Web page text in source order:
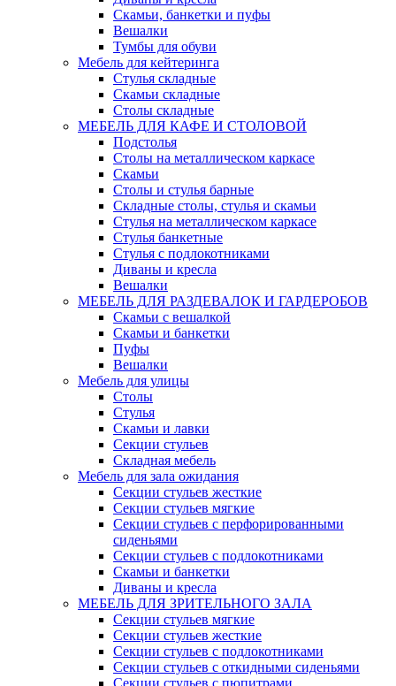
Скамьи, банкетки и пуфы
Вешалки
Тумбы для обуви
Мебель для кейтеринга
Стулья складные
Скамьи складные
Столы складные
МЕБЕЛЬ ДЛЯ КАФЕ И СТОЛОВОЙ
Подстолья
Столы на металлическом каркасе
Скамьи
Столы и стулья барные
Складные столы, стулья и скамьи
Стулья на металлическом каркасе
Стулья банкетные
Стулья с подлокотниками
Диваны и кресла
Вешалки
МЕБЕЛЬ ДЛЯ РАЗДЕВАЛОК И ГАРДЕРОБОВ
Скамьи с вешалкой
Скамьи и банкетки
Пуфы
Вешалки
Мебель для улицы
Столы
Стулья
Скамьи и лавки
Секции стульев
Складная мебель
Мебель для зала ожидания
Секции стульев жесткие
Секции стульев мягкие
Секции стульев с перфорированными
сиденьями
Секции стульев с подлокотниками
Скамьи и банкетки
Диваны и кресла
МЕБЕЛЬ ДЛЯ ЗРИТЕЛЬНОГО ЗАЛА
Секции стульев мягкие
Секции стульев жесткие
Секции стульев с подлокотниками
Секции стульев с откидными сиденьями
Секции стульев с пюпитрами